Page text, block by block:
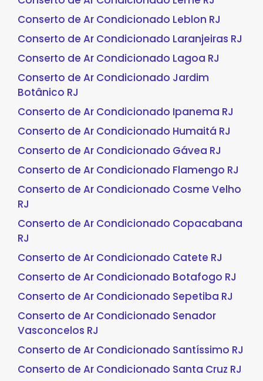
Conserto de Ar Condicionado Leblon RJ
Conserto de Ar Condicionado Laranjeiras RJ
Conserto de Ar Condicionado Lagoa RJ
Conserto de Ar Condicionado Jardim
Botânico RJ
Conserto de Ar Condicionado Ipanema RJ
Conserto de Ar Condicionado Humaitá RJ
Conserto de Ar Condicionado Gávea RJ
Conserto de Ar Condicionado Flamengo RJ
Conserto de Ar Condicionado Cosme Velho
RJ
Conserto de Ar Condicionado Copacabana
RJ
Conserto de Ar Condicionado Catete RJ
Conserto de Ar Condicionado Botafogo RJ
Conserto de Ar Condicionado Sepetiba RJ
Conserto de Ar Condicionado Senador
Vasconcelos RJ
Conserto de Ar Condicionado Santíssimo RJ
Conserto de Ar Condicionado Santa Cruz RJ